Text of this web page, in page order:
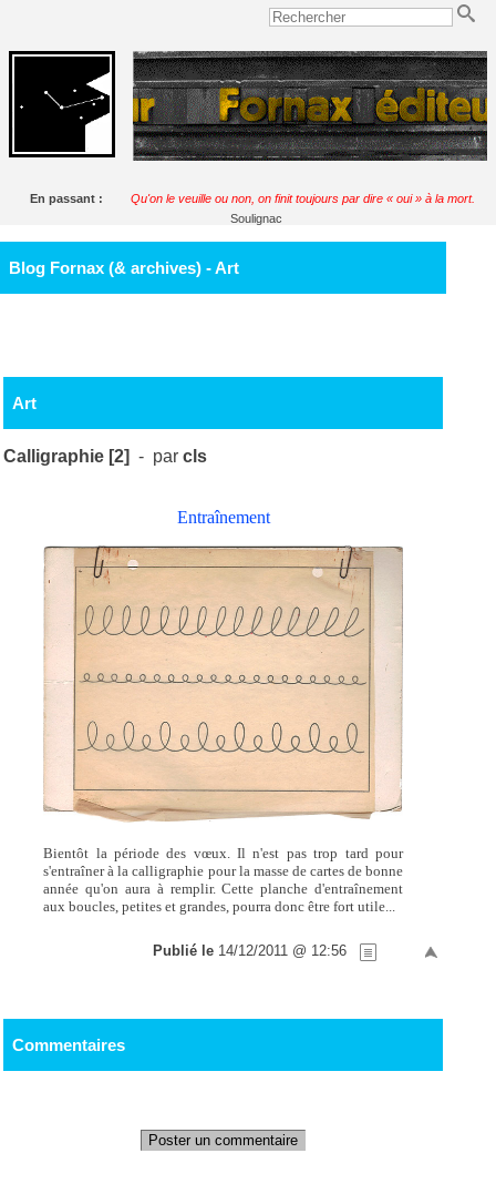
En passant :
Qu'on le veuille ou non, on finit toujours par dire « oui » à la mort.
Soulignac
Blog Fornax (& archives) - Art
Art
Calligraphie [2] - parcls
Entraînement
Bientôt la période des vœux. Il n'est pas trop tard pour
s'entraîner à la calligraphie pour la masse de cartes de bonne
année qu'on aura à remplir. Cette planche d'entraînement
aux boucles, petites et grandes, pourra donc être fort utile...
Publié le 14/12/2011 @ 12:56
Commentaires
Poster un commentaire